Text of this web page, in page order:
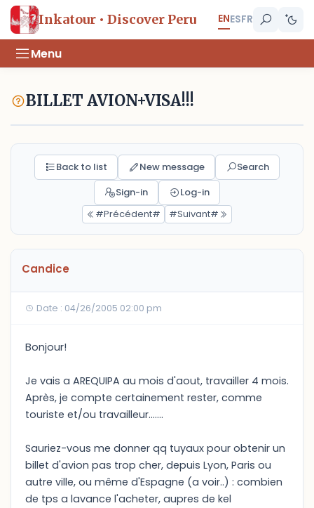
Inkatour • Discover Peru ENESFR
Menu
BILLET AVION+VISA!!!
Back to list New message
Search
Sign-in
Log-in
#Précédent#
#Suivant#
Candice
Date : 04/26/2005 02:00 pm
Bonjour!
Je vais a AREQUIPA au mois d'aout, travailler 4 mois.
Après, je compte certainement rester, comme
touriste et/ou travailleur.......
Sauriez-vous me donner qq tuyaux pour obtenir un
billet d'avion pas trop cher, depuis Lyon, Paris ou
autre ville, ou même d'Espagne (a voir..) : combien
de tps a lavance l'acheter, aupres de kel